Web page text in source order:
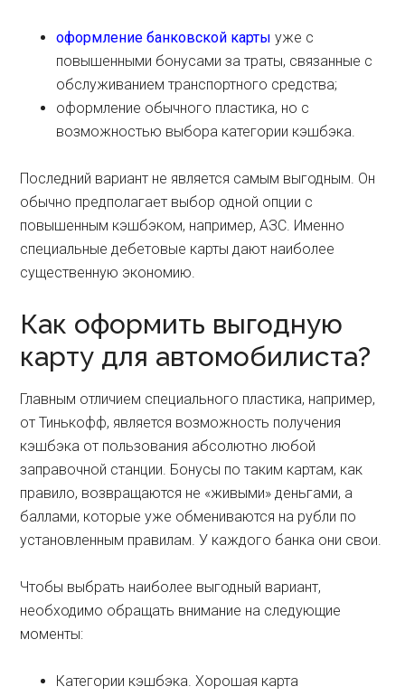
оформление банковской карты уже с
повышенными бонусами за траты, связанные с
обслуживанием транспортного средства;
оформление обычного пластика, но с
возможностью выбора категории кэшбэка.
Последний вариант не является самым выгодным. Он
обычно предполагает выбор одной опции с
повышенным кэшбэком, например, АЗС. Именно
специальные дебетовые карты дают наиболее
существенную экономию.
Как оформить выгодную
карту для автомобилиста?
Главным отличием специального пластика, например,
от Тинькофф, является возможность получения
кэшбэка от пользования абсолютно любой
заправочной станции. Бонусы по таким картам, как
правило, возвращаются не «живыми» деньгами, а
баллами, которые уже обмениваются на рубли по
установленным правилам. У каждого банка они свои.
Чтобы выбрать наиболее выгодный вариант,
необходимо обращать внимание на следующие
моменты:
Категории кэшбэка. Хорошая карта